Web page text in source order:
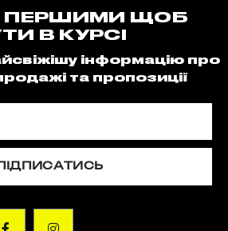
ПЕРШИМИ ЩОБ
В КУРСІ
інформацію про
та пропозиції